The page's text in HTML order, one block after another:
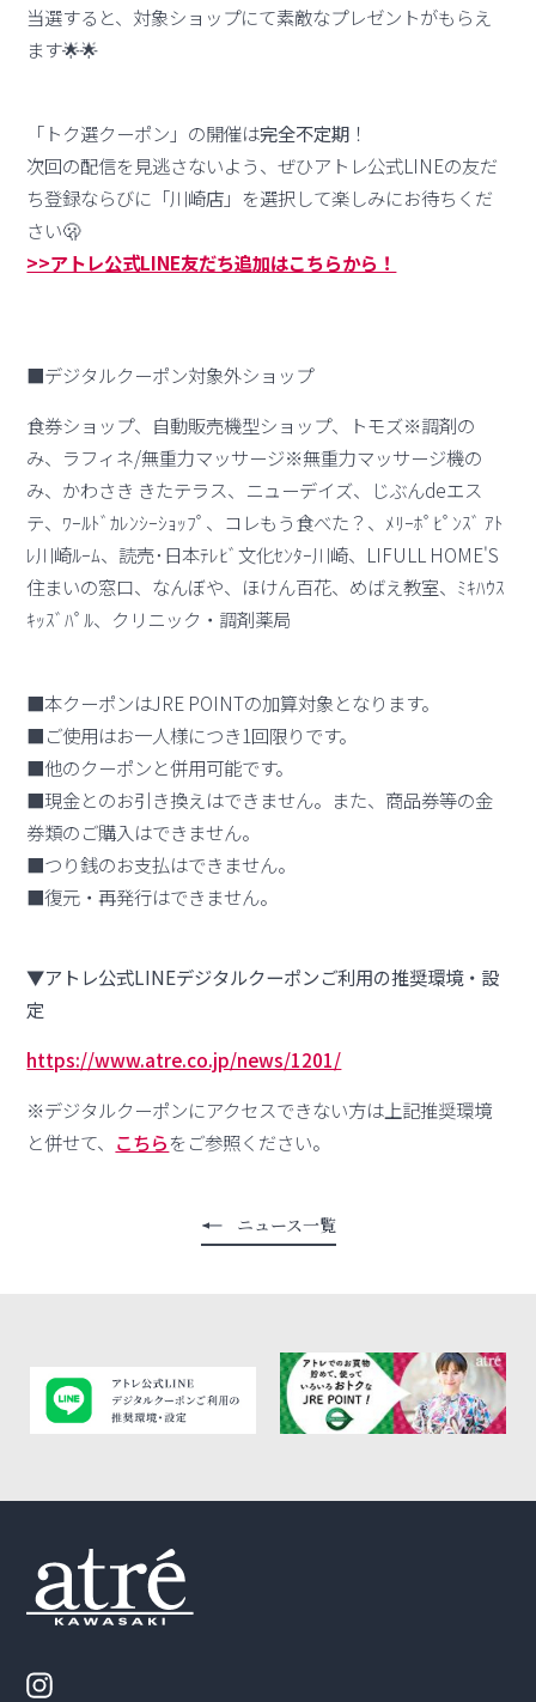
当選すると、対象ショップにて素敵なプレゼントがもらえ
ます🌟🌟
「トク選クーポン」の開催は完全不定期 ！
次回の配信を見逃さないよう、ぜひアトレ公式LINEの友だ
ち登録ならびに「川崎店」を選択して楽しみにお待ちくだ
さい🫢
>>アトレ公式LINE友だち追加はこちらから！
■デジタルクーポン対象外ショップ
食券ショップ、自動販売機型ショップ、トモズ※調剤の
み、ラフィネ/無重力マッサージ※無重力マッサージ機の
み、かわさき きたテラス、ニューデイズ、じぶんdeエス
テ、ﾜｰﾙﾄﾞｶﾚﾝｼｰｼｮｯﾌﾟ、コレもう食べた？、ﾒﾘｰﾎﾟﾋﾟﾝｽﾞ ｱﾄ
ﾚ川崎ﾙｰﾑ、読売･日本ﾃﾚﾋﾞ文化ｾﾝﾀｰ川崎、LIFULL HOME'S
住まいの窓口、なんぼや、ほけん百花、めばえ教室、ﾐｷﾊｳｽ
ｷｯｽﾞﾊﾟﾙ、クリニック・調剤薬局
■本クーポンはJRE POINTの加算対象となります。
■ご使用はお一人様につき1回限りです。
■他のクーポンと併用可能です。
■現金とのお引き換えはできません。また、商品券等の金
券類のご購入はできません。
■つり銭のお支払はできません。
■復元・再発行はできません。
▼アトレ公式LINEデジタルクーポンご利用の推奨環境・設
定
https://www.atre.co.jp/news/1201/
※デジタルクーポンにアクセスできない方は上記推奨環境
と併せて、 こちらをご参照ください。
ニュース一覧